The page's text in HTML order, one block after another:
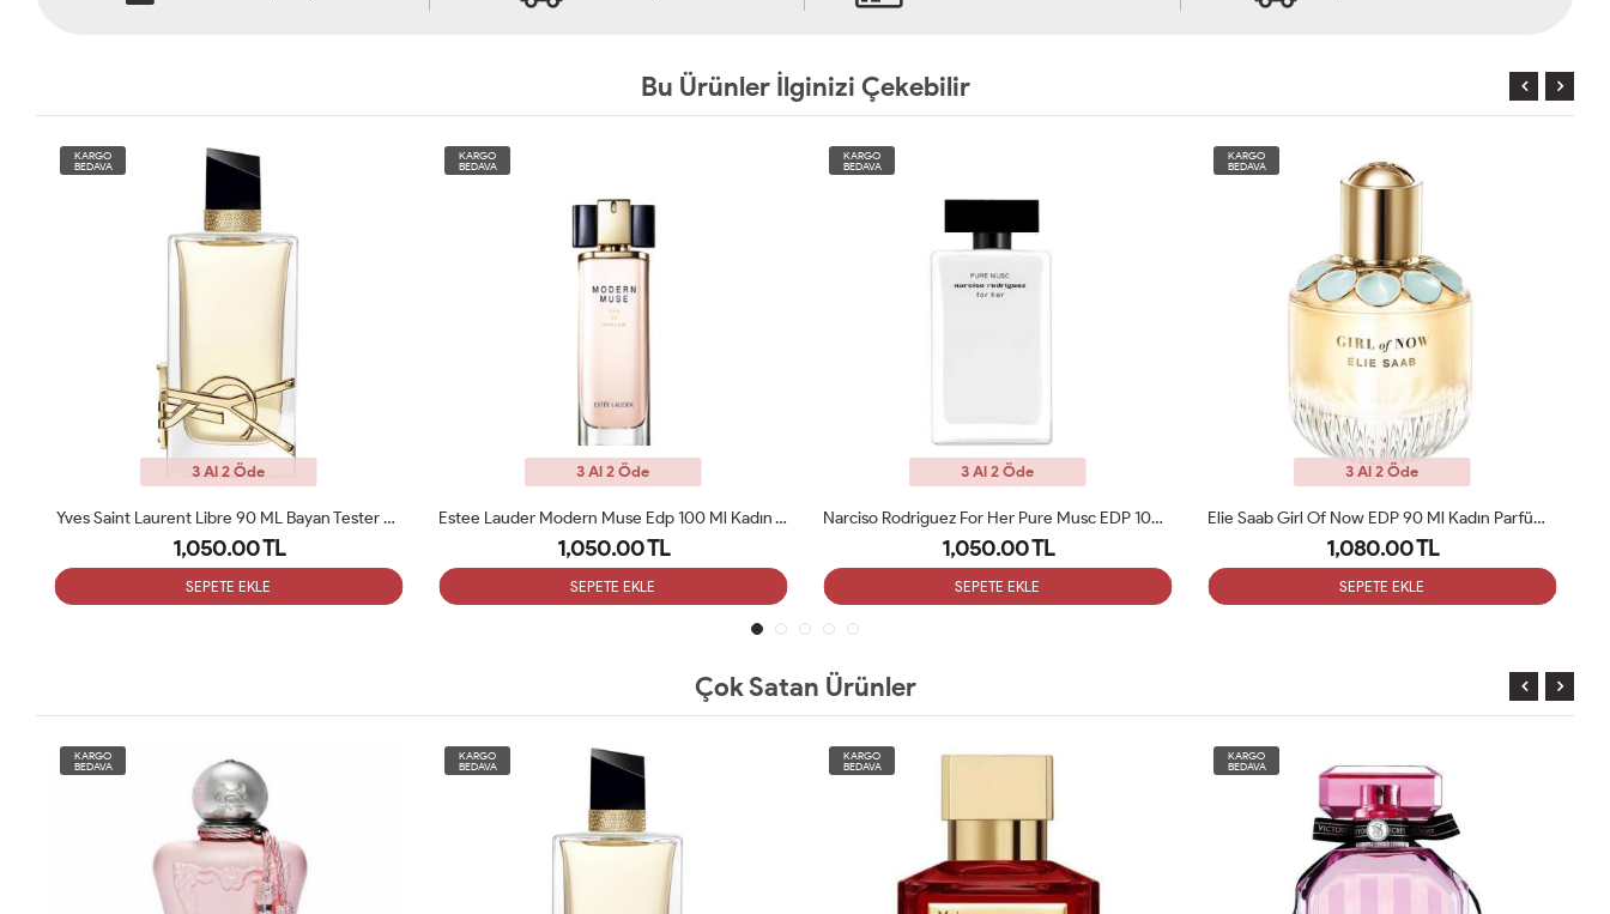
Bu Ürünler İlginizi Çekebilir
KARGO
BEDAVA
3 Al 2 Öde
Estee Lauder Modern Muse Edp 100 Ml Kadın Tester
1,050.00 TL
SEPETE EKLE
KARGO
BEDAVA
3 Al 2 Öde
Narciso Rodriguez For Her Pure Musc EDP 100ML Tester
1,050.00 TL
SEPETE EKLE
KARGO
BEDAVA
3 Al 2 Öde
Elie Saab Girl Of Now EDP 90 Ml Kadın Parfüm Tester
1,080.00 TL
SEPETE EKLE
KARGO
BEDAVA
3 Al 2 Öde
Chanel Coco Noir Edp 100ml Bayan Tester Parfüm
1,050.00 TL
SEPETE EKLE
Çok Satan Ürünler
KARGO
BEDAVA
KARGO
BEDAVA
KARGO
BEDAVA
KARGO
BEDAVA